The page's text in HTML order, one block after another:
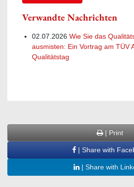
Verwandte Nachrichten
02.07.2026 Wie Sie das
ausmisten: Ein Vortrag am TÜV
Qualitätstag
| Print
| Share with
| Share with